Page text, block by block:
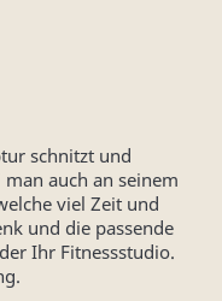
schnitzt und
auch an seinem
viel Zeit und
und die passende
Ihr Fitnessstudio.